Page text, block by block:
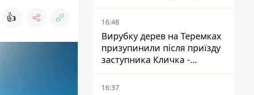
👍
санітарок - професор
Голубовська
16:48
Вирубку дерев на Теремках
призупинили після приїзду
заступника Кличка -
почався діалог
16:37